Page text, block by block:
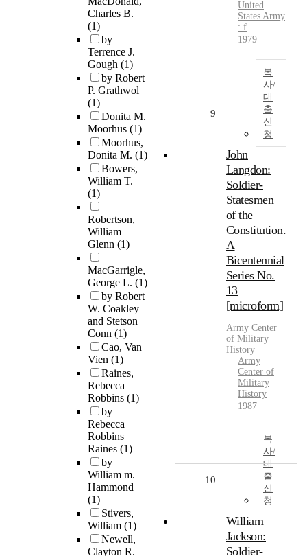
Charles B.
(1)
by
Terrence J.
Gough (1)
by Robert
P. Grathwol
(1)
Donita M.
Moorhus (1)
Moorhus,
Donita M. (1)
Bowers,
William T.
(1)
Robertson,
William
Glenn (1)
MacGarrigle,
George L. (1)
by Robert
W. Coakley
and Stetson
Conn (1)
Cao, Van
Vien (1)
Raines,
Rebecca
Robbins (1)
by
Rebecca
Robbins
Raines (1)
by
William m.
Hammond
(1)
Stivers,
William (1)
Newell,
Clayton R.
United
States Army
: f
1979
복
사/
대
출
신
청
9
John
Langdon:
Soldier-
Statesmen
of the
Constitution.
A
Bicentennial
Series No.
13
[microform]
Army Center
of Military
History
Army
Center of
Military
History
1987
복
사/
대
출
신
청
10
William
Jackson:
Soldier-